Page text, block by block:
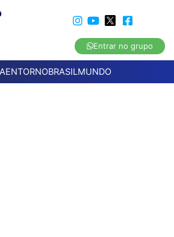
Entrar no grupo
ENTORNOBRASILMUNDO